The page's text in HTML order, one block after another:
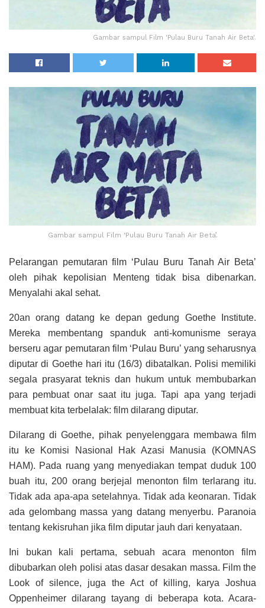
Gambar sampul Film 'Pulau Buru Tanah Air Beta'.
Gambar sampul Film ‘Pulau Buru Tanah Air Beta’.
Pelarangan pemutaran film ‘Pulau Buru Tanah Air Beta’
oleh pihak kepolisian Menteng tidak bisa dibenarkan.
Menyalahi akal sehat.
20an orang datang ke depan gedung Goethe Institute.
Mereka membentang spanduk anti-komunisme seraya
berseru agar pemutaran film ‘Pulau Buru’ yang seharusnya
diputar di Goethe hari itu (16/3) dibatalkan. Polisi memiliki
segala prasyarat teknis dan hukum untuk membubarkan
para pembuat onar saat itu juga. Tapi apa yang terjadi
membuat kita terbelalak: film dilarang diputar.
Dilarang di Goethe, pihak penyelenggara membawa film
itu ke Komisi Nasional Hak Azasi Manusia (KOMNAS
HAM). Pada ruang yang menyediakan tempat duduk 100
buah itu, 200 orang berjejal menonton film terlarang itu.
Tidak ada apa-apa setelahnya. Tidak ada keonaran. Tidak
ada gelombang massa yang datang menyerbu. Paranoia
tentang kekisruhan jika film diputar jauh dari kenyataan.
Ini bukan kali pertama, sebuah acara menonton film
dibubarkan oleh polisi atas dasar desakan massa. Film the
Look of silence, juga the Act of killing, karya Joshua
Oppenheimer dilarang tayang di beberapa kota. Acara-